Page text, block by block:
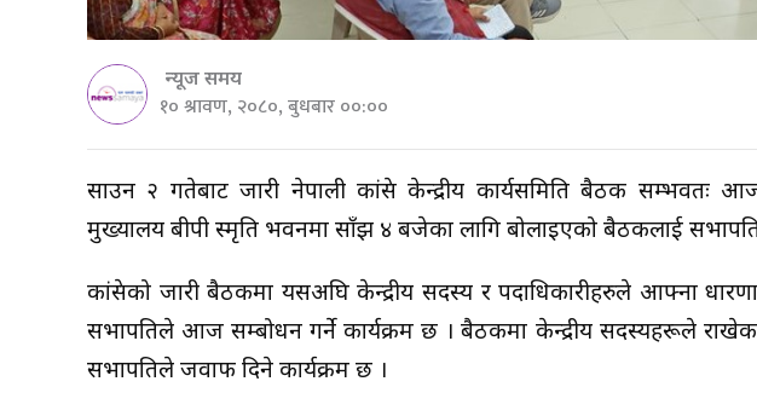
न्यूज समय
१० श्रावण, २०८०, बुधबार ००:००
साउन २ गतेबाट जारी नेपाली कांग्रेस केन्द्रीय कार्यसमिति बैठक सम्भवतः
मुख्यालय बीपी स्मृति भवनमा साँझ ४ बजेका लागि बोलाइएको बैठकलाई
कांग्रेसको जारी बैठकमा यसअघि केन्द्रीय सदस्य र पदाधिकारीहरुले आफ्ना
सभापतिले आज सम्बोधन गर्ने कार्यक्रम छ । बैठकमा केन्द्रीय सदस्यहरूले
सभापतिले जवाफ दिने कार्यक्रम छ ।